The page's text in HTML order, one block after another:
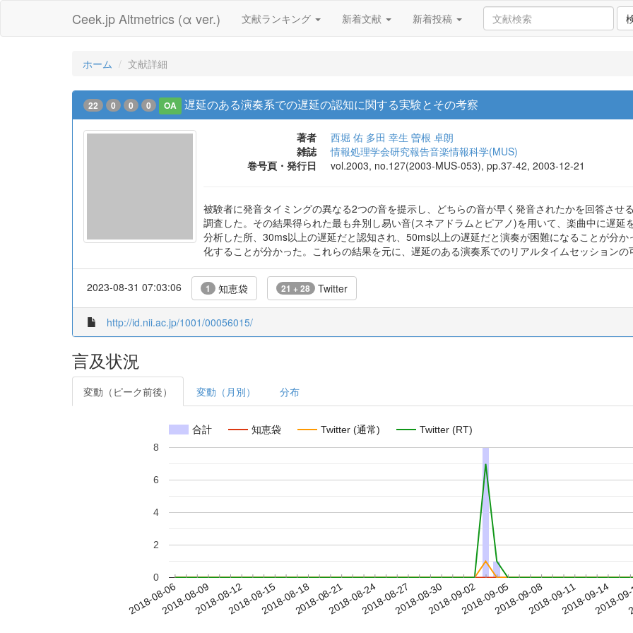
Ceek.jp Altmetrics (α ver.) 文献ランキング 新着文献 新着投稿
ホーム 文献詳細
22 0 0 0 OA 遅延のある演奏系での遅延の認知に関する実験とその考察
著者 西堀 佑 多田 幸生 曽根 卓朗
雑誌
情報処理学会研究報告音楽情報科学(MUS)
巻号頁・発行日
vol.2003, no.127(2003-MUS-053), pp.37-42, 2003-12-21
被験者に発音タイミングの異なる2つの音を提示し、どちらの音が早く発音されたかを回答させ
調査した。その結果得られた最も弁別し易い音(スネアドラムとピアノ)を用いて、楽曲中に遅
分析した所、30ms以上の遅延だと認知され、50ms以上の遅延だと演奏が困難になることが分
化することが分かった。これらの結果を元に、遅延のある演奏系でのリアルタイムセッションの
2023-08-31 07:03:06 1 知恵袋 21 + 28 Twitter
http://id.nii.ac.jp/1001/00056015/
言及状況
変動（ピーク前後） 変動（月別） 分布
合計 知恵袋 Twitter (通常) Twitter (RT)
2018-08-062018-08-092018-08-122018-08-152018-08-182018-08-212018-08-242018-08-272018-08-302018-09-022018-09-052018-09-082018-09-112018-09-14
2018-
0
2
4
6
8